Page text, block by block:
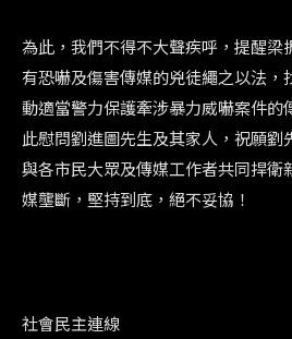
為此，我們不得不大聲疾呼，提醒梁
有恐嚇及傷害傳媒的兇徒繩之以法，
動適當警力保護牽涉暴力威嚇案件的
此慰問劉進圖先生及其家人，祝願劉
與各市民大眾及傳媒工作者共同捍衛
媒壟斷，堅持到底，絕不妥協！
社會民主連線